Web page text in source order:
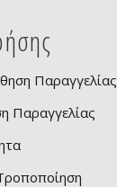
Παραγγελίας
Παραγγελίας